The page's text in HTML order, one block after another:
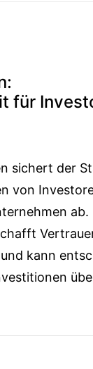
für
sichert der
von
ab.
kann